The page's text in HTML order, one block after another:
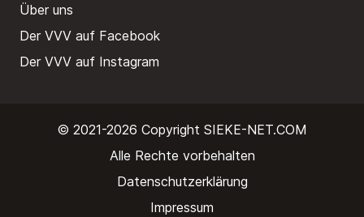
Über uns
Der VVV auf Facebook
Der VVV auf Instagram
© 2021-2026 Copyright SIEKE-NET.COM
Alle Rechte vorbehalten
Datenschutzerklärung
Impressum